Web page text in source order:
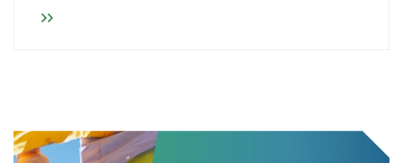
pomaga szybciej dotrzeć do potrzebnych informacji.